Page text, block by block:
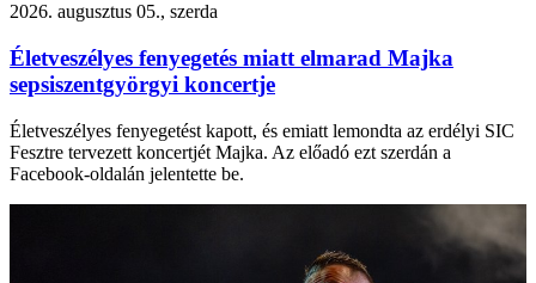
2026. augusztus 05., szerda
Életveszélyes fenyegetés miatt elmarad Majka
sepsiszentgyörgyi koncertje
Életveszélyes fenyegetést kapott, és emiatt lemondta az erdélyi SIC
Fesztre tervezett koncertjét Majka. Az előadó ezt szerdán a
Facebook-oldalán jelentette be.